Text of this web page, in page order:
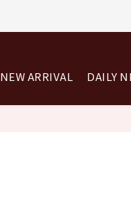
8/01-8/31 | 任選2件
8/01-8/31 | 任選2件
NEW ARRIVAL DAILY